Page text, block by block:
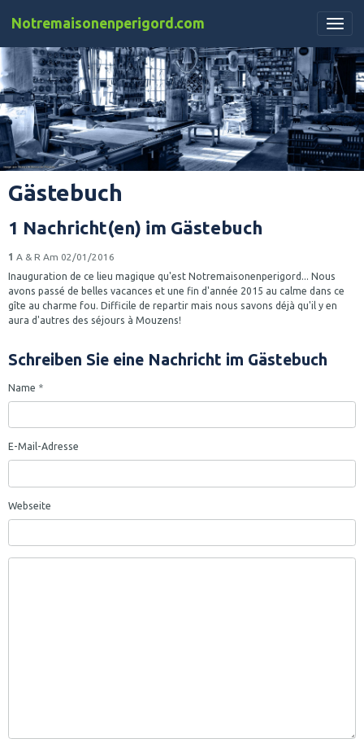
Notremaisonenperigord.com
Gästebuch
1 Nachricht(en) im Gästebuch
1 A & R Am 02/01/2016
Inauguration de ce lieu magique qu'est Notremaisonenperigord... Nous
avons passé de belles vacances et une fin d'année 2015 au calme dans ce
gîte au charme fou. Difficile de repartir mais nous savons déjà qu'il y en
aura d'autres des séjours à Mouzens!
Schreiben Sie eine Nachricht im Gästebuch
Name
E-Mail-Adresse
Webseite